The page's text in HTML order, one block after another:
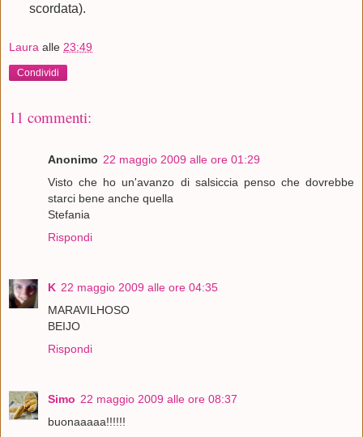
scordata).
Laura alle 23:49
Condividi
11 commenti:
Anonimo 22 maggio 2009 alle ore 01:29
Visto che ho un'avanzo di salsiccia penso che dovrebbe
starci bene anche quella
Stefania
Rispondi
K 22 maggio 2009 alle ore 04:35
MARAVILHOSO
BEIJO
Rispondi
Simo 22 maggio 2009 alle ore 08:37
buonaaaaa!!!!!!